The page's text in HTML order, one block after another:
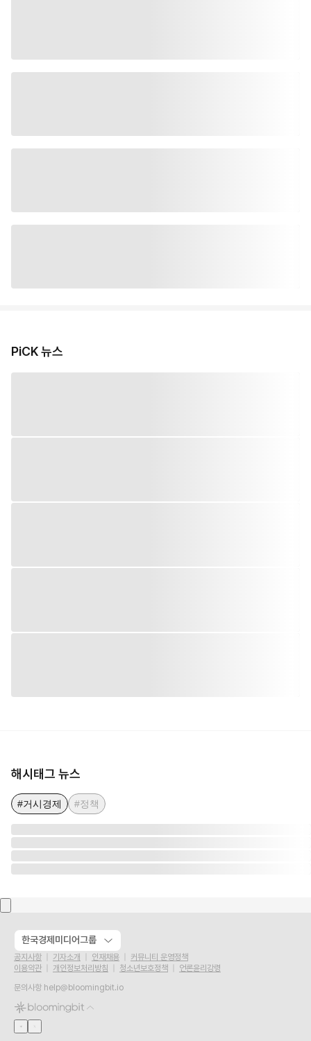
PiCK 뉴스
해시태그 뉴스
#거시경제 #정책
한국경제미디어그룹
공지사항 기자소개 인재채용
커뮤니티 운영정책
이용약관
개인정보처리방침 청소년보호정책
언론윤리강령
문의사항 help@bloomingbit.io